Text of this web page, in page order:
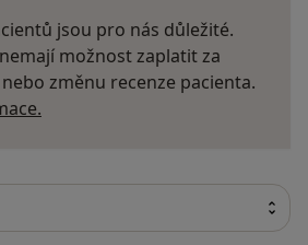
jsou pro nás důležité.
možnost zaplatit za
změnu recenze pacienta.